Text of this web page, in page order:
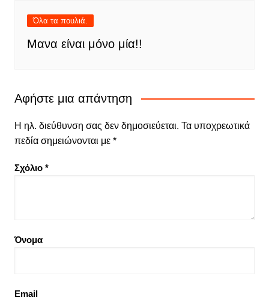
Όλα τα πουλιά.
Μανα είναι μόνο μία!!
Αφήστε μια απάντηση
Η ηλ. διεύθυνση σας δεν δημοσιεύεται. Τα υποχρεωτικά
πεδία σημειώνονται με *
Σχόλιο *
Όνομα
Email